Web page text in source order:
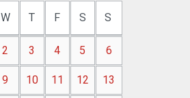
W T F S S
2 3 4 5 6
9 10 11 12 13